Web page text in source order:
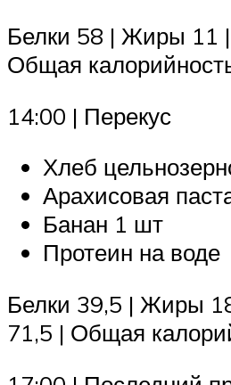
Белки 58 | Жиры 11
Общая
14:00 | Перекус
Хлеб
Арахисовая
Банан 1 шт
Протеин на воде
Белки 39,5 | Жиры
71,5 | Общая